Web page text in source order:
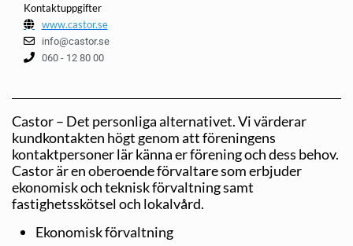
Kontaktuppgifter
www.castor.se
info@castor.se
060 - 12 80 00
Castor – Det personliga alternativet. Vi värderar
kundkontakten högt genom att föreningens
kontaktpersoner lär känna er förening och dess behov.
Castor är en oberoende förvaltare som erbjuder
ekonomisk och teknisk förvaltning samt
fastighetsskötsel och lokalvård.
Ekonomisk förvaltning